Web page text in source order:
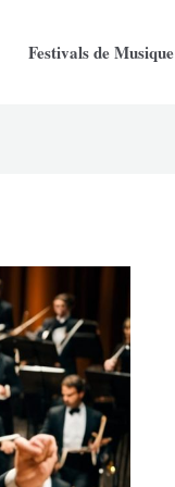
Festivals de Musique